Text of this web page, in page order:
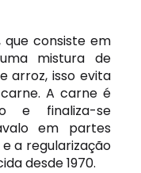
que consiste em
mistura de
arroz, isso evita
A carne é
e finaliza-se
em partes
a regularização
desde 1970.